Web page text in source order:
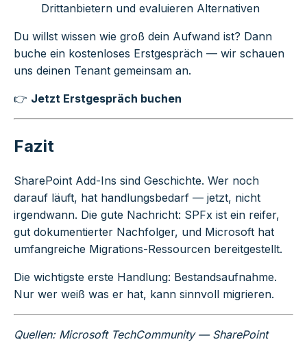
Drittanbietern und evaluieren Alternativen
Du willst wissen wie groß dein Aufwand ist? Dann
buche ein kostenloses Erstgespräch — wir schauen
uns deinen Tenant gemeinsam an.
👉 Jetzt Erstgespräch buchen
Fazit
SharePoint Add-Ins sind Geschichte. Wer noch
darauf läuft, hat handlungsbedarf — jetzt, nicht
irgendwann. Die gute Nachricht: SPFx ist ein reifer,
gut dokumentierter Nachfolger, und Microsoft hat
umfangreiche Migrations-Ressourcen bereitgestellt.
Die wichtigste erste Handlung: Bestandsaufnahme.
Nur wer weiß was er hat, kann sinnvoll migrieren.
Quellen: Microsoft TechCommunity — SharePoint